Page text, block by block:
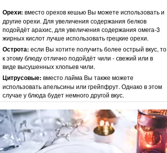
Орехи: вместо орехов кешью Вы можете использовать и
другие орехи. Для увеличения содержания белков
подойдёт арахис, для увеличения содержания омега-3
жирных кислот лучше использовать грецкие орехи.
Острота: если Вы хотите получить более острый вкус, то
к этому блюду отлично подойдёт чили - свежий или в
виде высушенных хлопьев чили.
Цитрусовые: вместо лайма Вы также можете
использовать апельсины или грейпфрут. Однако в этом
случае у блюда будет немного другой вкус.